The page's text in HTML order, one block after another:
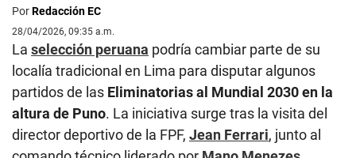
PorRedacción EC
28/04/2026, 09:35 a.m.
La selección peruana podría cambiar parte de su
localía tradicional en Lima para disputar algunos
partidos de las Eliminatorias al Mundial 2030 en la
altura de Puno. La iniciativa surge tras la visita del
director deportivo de la FPF, Jean Ferrari, junto al